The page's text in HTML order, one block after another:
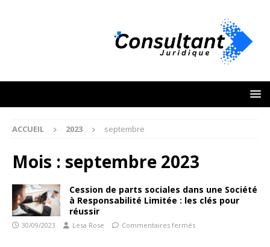
ACCUEIL 2023 septembre
Mois : septembre 2023
Cession de parts sociales dans une Société
à Responsabilité Limitée : les clés pour
réussir
30/09/2023 Lesa Rose Commentaires fermés